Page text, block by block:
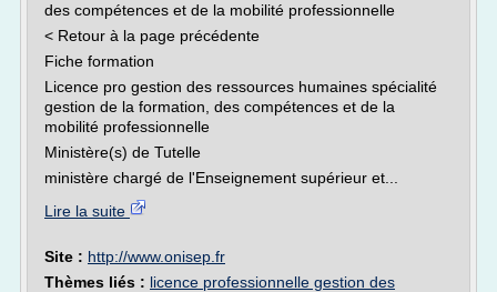
des compétences et de la mobilité professionnelle
< Retour à la page précédente
Fiche formation
Licence pro gestion des ressources humaines spécialité
gestion de la formation, des compétences et de la
mobilité professionnelle
Ministère(s) de Tutelle
ministère chargé de l'Enseignement supérieur et...
Lire la suite
Site : http://www.onisep.fr
Thèmes liés : licence professionnelle gestion des